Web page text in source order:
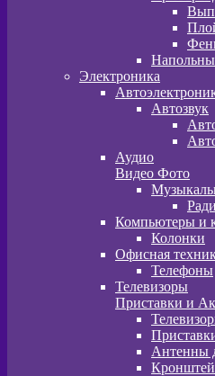
Электроника
Автозвук
Аудио
Видео Фото
Компьютеры и
Колонки
Офисная
Телефоны
Телевизоры
Приставки и
Антенны